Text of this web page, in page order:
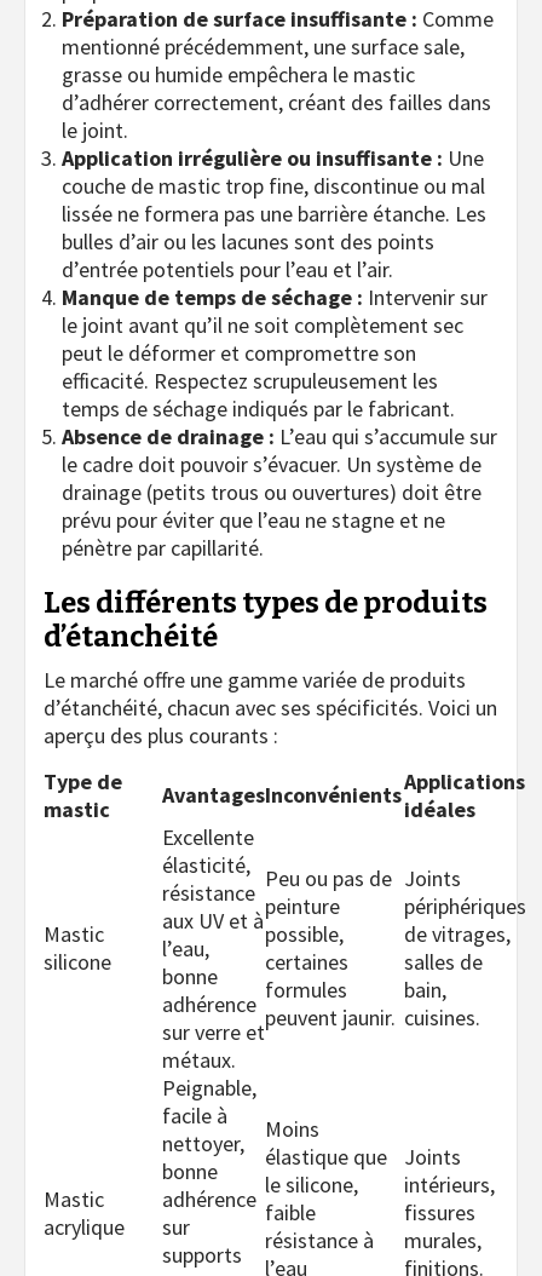
Préparation de surface insuffisante : Comme
mentionné précédemment, une surface sale,
grasse ou humide empêchera le mastic
d’adhérer correctement, créant des failles dans
le joint.
Application irrégulière ou insuffisante : Une
couche de mastic trop fine, discontinue ou mal
lissée ne formera pas une barrière étanche. Les
bulles d’air ou les lacunes sont des points
d’entrée potentiels pour l’eau et l’air.
Manque de temps de séchage : Intervenir sur
le joint avant qu’il ne soit complètement sec
peut le déformer et compromettre son
efficacité. Respectez scrupuleusement les
temps de séchage indiqués par le fabricant.
Absence de drainage : L’eau qui s’accumule sur
le cadre doit pouvoir s’évacuer. Un système de
drainage (petits trous ou ouvertures) doit être
prévu pour éviter que l’eau ne stagne et ne
pénètre par capillarité.
Les différents types de produits
d’étanchéité
Le marché offre une gamme variée de produits
d’étanchéité, chacun avec ses spécificités. Voici un
aperçu des plus courants :
Type de
mastic
AvantagesInconvénientsApplications
idéales
Mastic
silicone
Excellente
élasticité,
résistance
aux UV et à
l’eau,
bonne
adhérence
sur verre et
métaux.
Peu ou pas de
peinture
possible,
certaines
formules
peuvent jaunir.
Joints
périphériques
de vitrages,
salles de
bain,
cuisines.
Mastic
acrylique
Peignable,
facile à
nettoyer,
bonne
adhérence
sur
supports
Moins
élastique que
le silicone,
faible
résistance à
l’eau
Joints
intérieurs,
fissures
murales,
finitions.